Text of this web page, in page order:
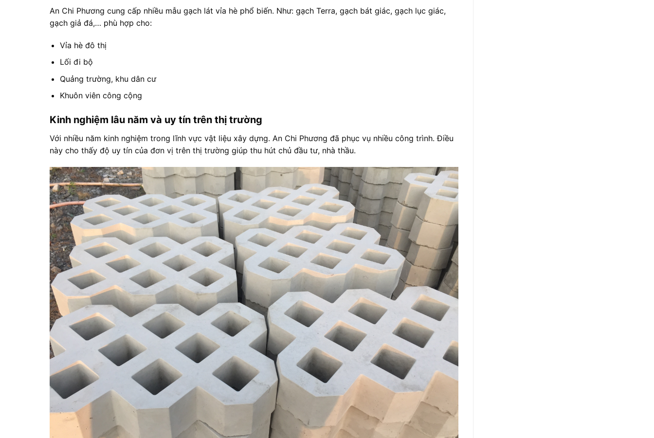
An Chi Phương cung cấp nhiều mẫu gạch lát vỉa hè phổ biến. Như: gạch Terra, gạch bát giác, gạch lục giác,
gạch giả đá,… phù hợp cho:
Vỉa hè đô thị
Lối đi bộ
Quảng trường, khu dân cư
Khuôn viên công cộng
Kinh nghiệm lâu năm và uy tín trên thị trường
Với nhiều năm kinh nghiệm trong lĩnh vực vật liệu xây dựng. An Chi Phương đã phục vụ nhiều công trình. Điều
này cho thấy độ uy tín của đơn vị trên thị trường giúp thu hút chủ đầu tư, nhà thầu.